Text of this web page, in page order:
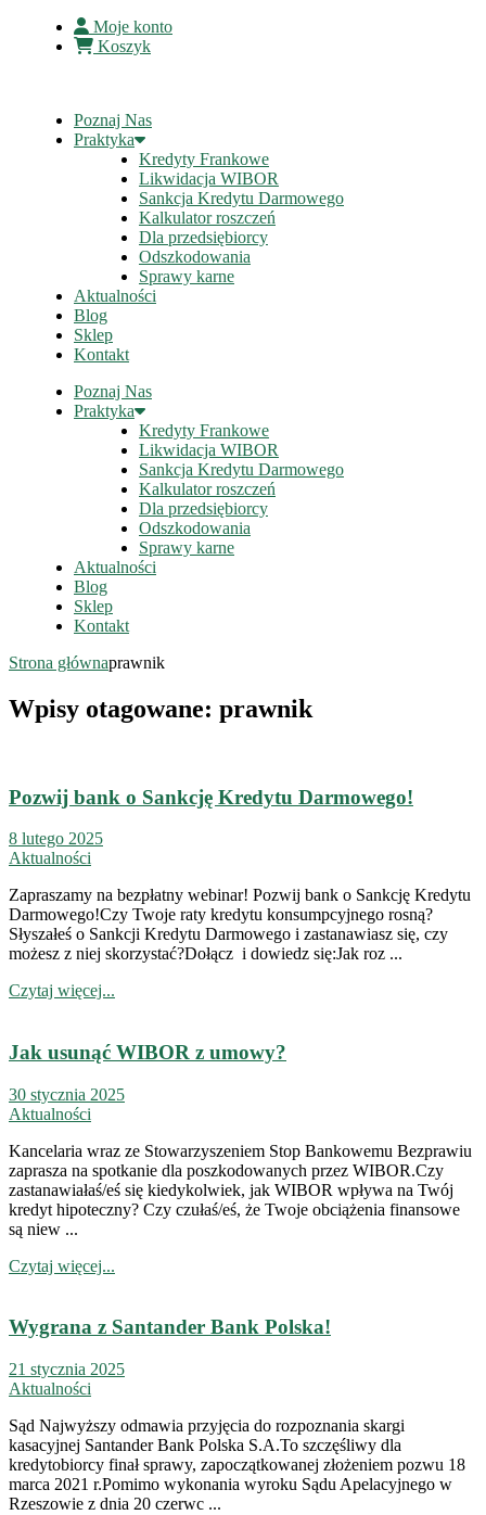
Moje konto
Koszyk
Poznaj Nas
Praktyka
Kredyty Frankowe
Likwidacja WIBOR
Sankcja Kredytu Darmowego
Kalkulator roszczeń
Dla przedsiębiorcy
Odszkodowania
Sprawy karne
Aktualności
Blog
Sklep
Kontakt
Poznaj Nas
Praktyka
Kredyty Frankowe
Likwidacja WIBOR
Sankcja Kredytu Darmowego
Kalkulator roszczeń
Dla przedsiębiorcy
Odszkodowania
Sprawy karne
Aktualności
Blog
Sklep
Kontakt
Strona głównaprawnik
Wpisy otagowane: prawnik
Pozwij bank o Sankcję Kredytu Darmowego!
8 lutego 2025
Aktualności
Zapraszamy na bezpłatny webinar! Pozwij bank o Sankcję Kredytu
Darmowego!Czy Twoje raty kredytu konsumpcyjnego rosną?
Słyszałeś o Sankcji Kredytu Darmowego i zastanawiasz się, czy
możesz z niej skorzystać?Dołącz i dowiedz się:Jak roz ...
Czytaj więcej...
Jak usunąć WIBOR z umowy?
30 stycznia 2025
Aktualności
Kancelaria wraz ze Stowarzyszeniem Stop Bankowemu Bezprawiu
zaprasza na spotkanie dla poszkodowanych przez WIBOR.Czy
zastanawiałaś/eś się kiedykolwiek, jak WIBOR wpływa na Twój
kredyt hipoteczny? Czy czułaś/eś, że Twoje obciążenia finansowe
są niew ...
Czytaj więcej...
Wygrana z Santander Bank Polska!
21 stycznia 2025
Aktualności
Sąd Najwyższy odmawia przyjęcia do rozpoznania skargi
kasacyjnej Santander Bank Polska S.A.To szczęśliwy dla
kredytobiorcy finał sprawy, zapoczątkowanej złożeniem pozwu 18
marca 2021 r.Pomimo wykonania wyroku Sądu Apelacyjnego w
Rzeszowie z dnia 20 czerwc ...